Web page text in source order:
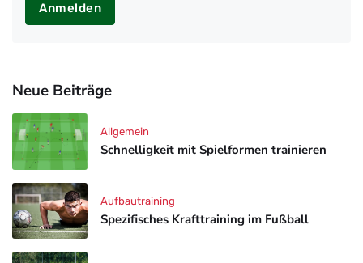
Anmelden
Neue Beiträge
Schnelligkeit mit Spielformen trainieren
Allgemein
Spezifisches Krafttraining im Fußball
Aufbautraining